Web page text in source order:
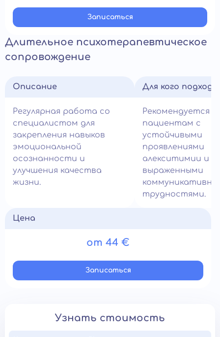
Записатьcя
Длительное психотерапевтическое
сопровождение
Описание
Регулярная работа со
специалистом для
закрепления навыков
эмоциональной
осознанности и
улучшения качества
жизни.
Для кого
Рекомендуется
пациентам с
устойчивыми
проявлениями
алекситимии и
выраженными
трудностями.
Цена
от 44 €
Записатьcя
Узнать стоимость